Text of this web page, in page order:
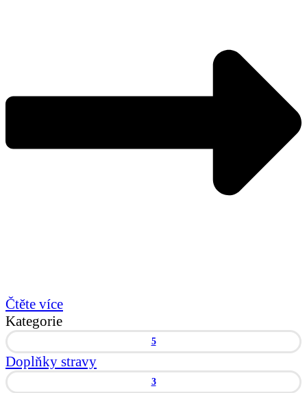
Čtěte více
Kategorie
5
Doplňky stravy
3